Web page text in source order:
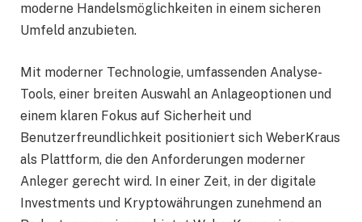
moderne Handelsmöglichkeiten in einem sicheren
Umfeld anzubieten.
Mit moderner Technologie, umfassenden Analyse-
Tools, einer breiten Auswahl an Anlageoptionen und
einem klaren Fokus auf Sicherheit und
Benutzerfreundlichkeit positioniert sich WeberKraus
als Plattform, die den Anforderungen moderner
Anleger gerecht wird. In einer Zeit, in der digitale
Investments und Kryptowährungen zunehmend an